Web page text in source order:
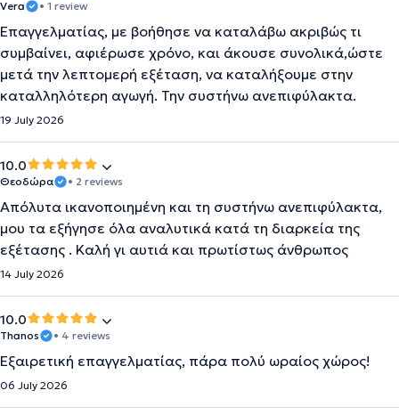
Vera • 1 review
Επαγγελματίας, με βοήθησε να καταλάβω ακριβώς τι
συμβαίνει, αφιέρωσε χρόνο, και άκουσε συνολικά,ώστε
μετά την λεπτομερή εξέταση, να καταλήξουμε στην
καταλληλότερη αγωγή. Την συστήνω ανεπιφύλακτα.
19 July 2026
10.0
Θεοδώρα • 2 reviews
Απόλυτα ικανοποιημένη και τη συστήνω ανεπιφύλακτα,
μου τα εξήγησε όλα αναλυτικά κατά τη διαρκεία της
εξέτασης . Καλή γι αυτιά και πρωτίστως άνθρωπος
14 July 2026
10.0
Thanos • 4 reviews
Εξαιρετική επαγγελματίας, πάρα πολύ ωραίος χώρος!
06 July 2026